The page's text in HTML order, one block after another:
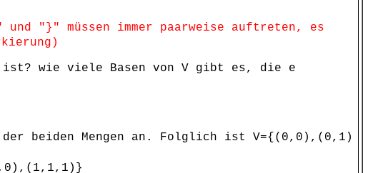
"}" müssen immer paarweise auftreten, es
wie viele Basen von V gibt es, die e
beiden Mengen an. Folglich ist V={(0,0),(0,1)